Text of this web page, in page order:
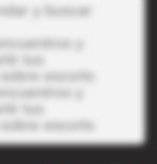
y buscar
y
tus
escorts
y
tus
escorts